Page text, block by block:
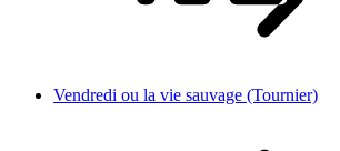
Vendredi ou la vie sauvage (Tournier)